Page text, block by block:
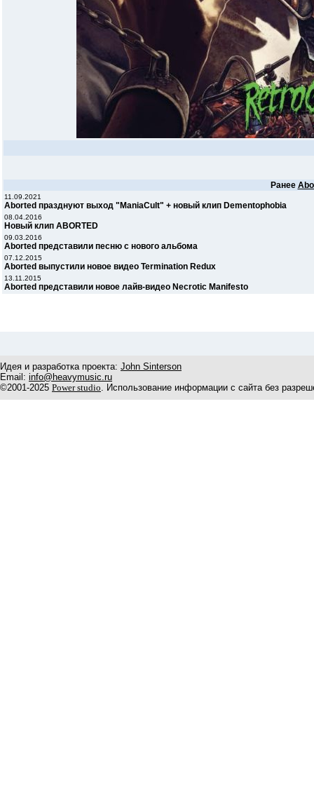
Ранее
11.09.2021
Aborted празднуют выход "ManiaCult" + новый клип Dementophobia
08.04.2016
Новый клип ABORTED
09.03.2016
Aborted представили песню с нового альбома
07.12.2015
Aborted выпустили новое видео Termination Redux
13.11.2015
Aborted представили новое лайв-видео Necrotic Manifesto
Идея и разработка проекта: John Sinterson
Email: info@heavymusic.ru
©2001-2025 Power studio. Использование информации с сайта без